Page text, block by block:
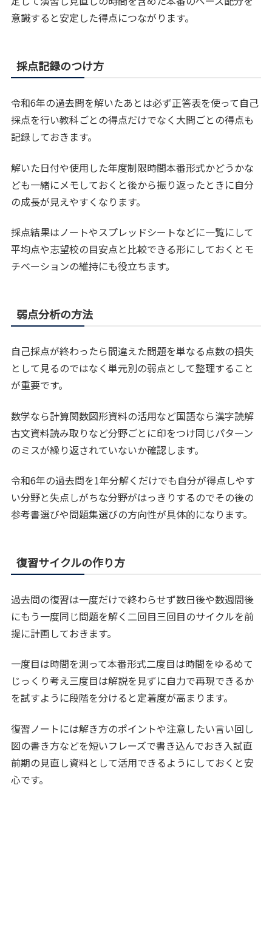
意識すると安定した得点につながります。
採点記録のつけ方
令和6年の過去問を解いたあとは必ず正答表を使って自己
採点を行い教科ごとの得点だけでなく大問ごとの得点も
記録しておきます。
解いた日付や使用した年度制限時間本番形式かどうかな
ども一緒にメモしておくと後から振り返ったときに自分
の成長が見えやすくなります。
採点結果はノートやスプレッドシートなどに一覧にして
平均点や志望校の目安点と比較できる形にしておくとモ
チベーションの維持にも役立ちます。
弱点分析の方法
自己採点が終わったら間違えた問題を単なる点数の損失
として見るのではなく単元別の弱点として整理すること
が重要です。
数学なら計算関数図形資料の活用など国語なら漢字読解
古文資料読み取りなど分野ごとに印をつけ同じパターン
のミスが繰り返されていないか確認します。
令和6年の過去問を1年分解くだけでも自分が得点しやす
い分野と失点しがちな分野がはっきりするのでその後の
参考書選びや問題集選びの方向性が具体的になります。
復習サイクルの作り方
過去問の復習は一度だけで終わらせず数日後や数週間後
にもう一度同じ問題を解く二回目三回目のサイクルを前
提に計画しておきます。
一度目は時間を測って本番形式二度目は時間をゆるめて
じっくり考え三度目は解説を見ずに自力で再現できるか
を試すように段階を分けると定着度が高まります。
復習ノートには解き方のポイントや注意したい言い回し
図の書き方などを短いフレーズで書き込んでおき入試直
前期の見直し資料として活用できるようにしておくと安
心です。